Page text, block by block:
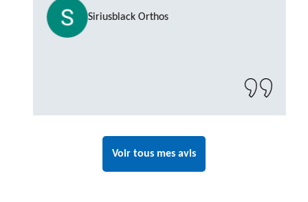
Siriusblack Orthos
Voir tous mes avis